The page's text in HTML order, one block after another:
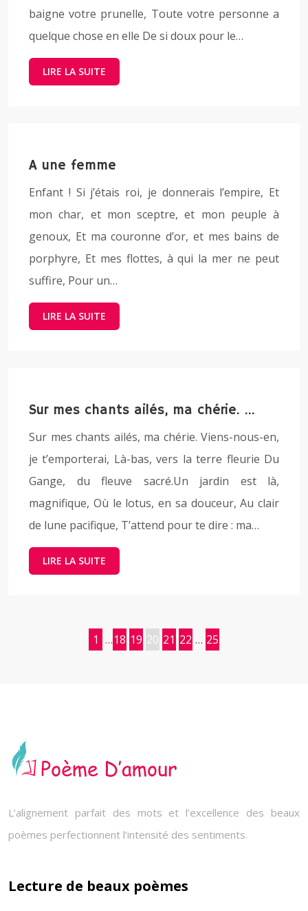
baigne votre prunelle, Toute votre personne a
quelque chose en elle De si doux pour le…
LIRE LA SUITE
A une femme
Enfant ! Si j’étais roi, je donnerais l’empire, Et
mon char, et mon sceptre, et mon peuple à
genoux, Et ma couronne d’or, et mes bains de
porphyre, Et mes flottes, à qui la mer ne peut
suffire, Pour un…
LIRE LA SUITE
Sur mes chants ailés, ma chérie. …
Sur mes chants ailés, ma chérie. Viens-nous-en,
je t’emporterai, Là-bas, vers la terre fleurie Du
Gange, du fleuve sacré.Un jardin est là,
magnifique, Où le lotus, en sa douceur, Au clair
de lune pacifique, T’attend pour te dire : ma…
LIRE LA SUITE
1 …18 19 20 21 22 … 25
L’alignement parfait des mots et l’excellence des beaux
poèmes perfectionnent l’intensité des sentiments.
Lecture de beaux poèmes